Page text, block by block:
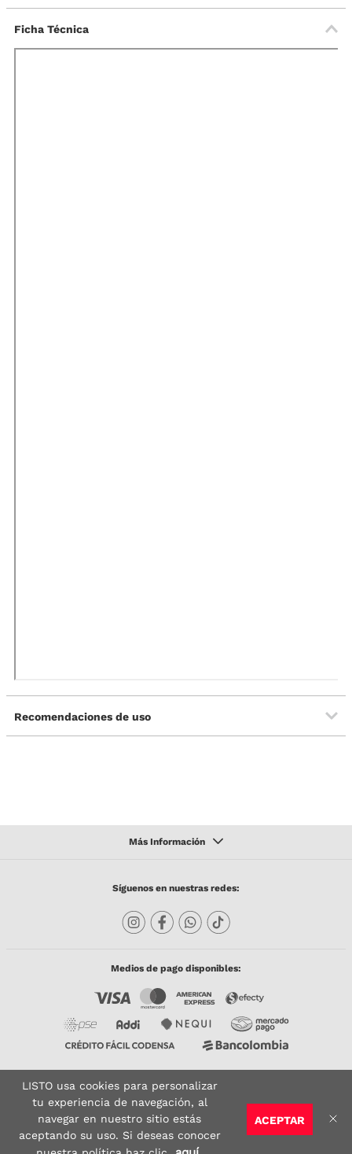
Ficha Técnica
Recomendaciones de uso
Síguenos en nuestras redes:
Medios de pago disponibles:
Copyright © 2023 TODACO S.A.S. Listo Mundo Cerámico. All Rights Reserved. Powered
by
Sitio seguro: Vigilado por: Certificado:
ACEPTAR
LISTO usa cookies para personalizar
tu experiencia de navegación, al
navegar en nuestro sitio estás
aceptando su uso. Si deseas conocer